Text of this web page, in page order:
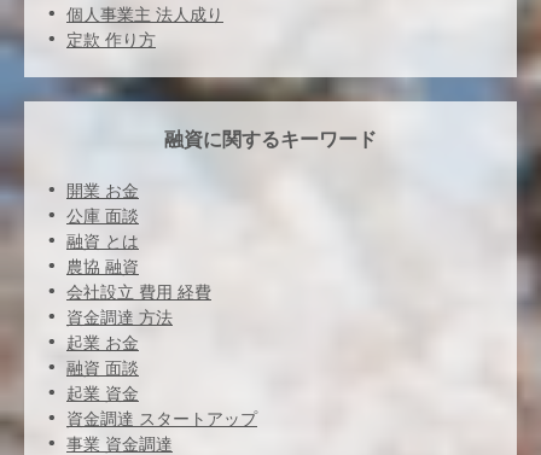
個人事業主 法人成り
定款 作り方
融資に関するキーワード
開業 お金
公庫 面談
融資 とは
農協 融資
会社設立 費用 経費
資金調達 方法
起業 お金
融資 面談
起業 資金
資金調達 スタートアップ
事業 資金調達